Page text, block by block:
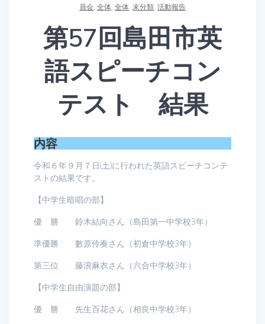
員会, 全体, 全体, 未分類, 活動報告
第57回島田市英
語スピーチコン
テスト 結果
内容
令和６年９月７日(土)に行われた英語スピーチコンテ
ストの結果です。
【中学生暗唱の部】
優 勝 鈴木結向さん（島田第一中学校3年）
準優勝 數原伶奏さん（初倉中学校3年）
第三位 藤浪麻衣さん（六合中学校3年）
【中学生自由演題の部】
優 勝 先生百花さん（相良中学校3年）